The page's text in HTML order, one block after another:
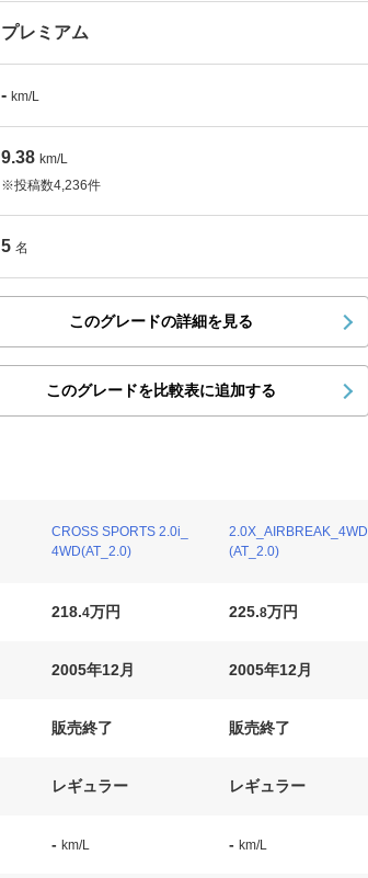
プレミアム
- km/L
9.38 km/L
※投稿数4,236件
5 名
このグレードの詳細を見る
このグレードを比較表に追加する
CROSS SPORTS 2.0i_
4WD(AT_2.0)
2.0X_AIRBREAK_4WD
(AT_2.0)
218.4万円 225.8万円
2005年12月 2005年12月
販売終了 販売終了
レギュラー レギュラー
- km/L - km/L